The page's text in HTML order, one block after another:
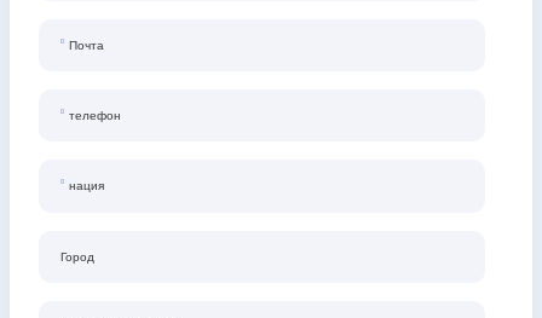
Почта
телефон
нация
Город